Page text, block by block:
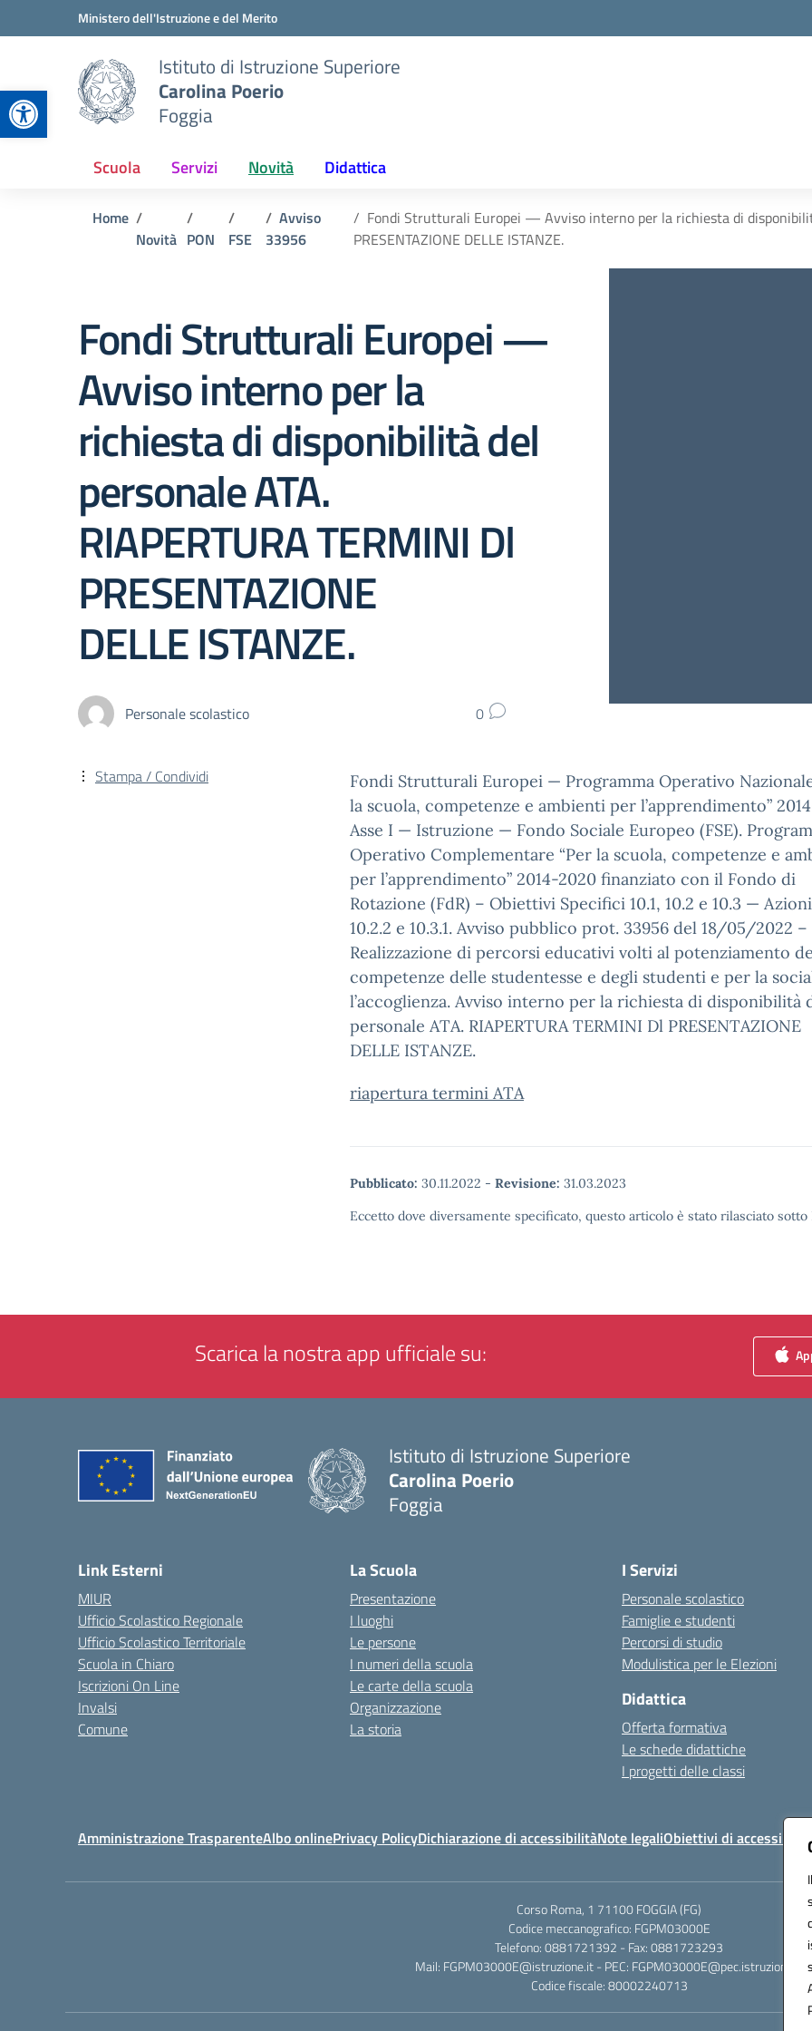
Apri la barra degli strumenti
Vai ai contenuti
Vai al menu di navigazioneMinistero dell'Istruzione e del Merito
Istituto di Istruzione Superiore
Carolina Poerio
Foggia
Scuola Servizi Novità Didattica
Home
Novità PON FSE
Avviso
33956
Fondi Strutturali Europei — Avviso interno per la richiesta di
PRESENTAZIONE DELLE ISTANZE.
Fondi Strutturali Europei —
Avviso interno per la
richiesta di disponibilità del
personale ATA.
RIAPERTURA TERMINI Dl
PRESENTAZIONE
DELLE ISTANZE.
Personale scolastico 0
Fondi Strutturali Europei — Programma Operativo
la scuola, competenze e ambienti per l’apprendimento”
Asse I — Istruzione — Fondo Sociale Europeo (FSE).
Operativo Complementare “Per la scuola, competenze e
per l’apprendimento” 2014-2020 finanziato con il Fondo di
Rotazione (FdR) – Obiettivi Specifici 10.1, 10.2 e 10.3 — Azioni
10.2.2 e 10.3.1. Avviso pubblico prot. 33956 del 18/05/2022 –
Realizzazione di percorsi educativi volti al potenziamento
competenze delle studentesse e degli studenti e per la
l’accoglienza. Avviso interno per la richiesta di disponibilità
personale ATA. RIAPERTURA TERMINI Dl PRESENTAZIONE
DELLE ISTANZE.
riapertura termini ATA
Pubblicato: 30.11.2022 - Revisione: 31.03.2023
Eccetto dove diversamente specificato, questo articolo è stato rilasciato
Stampa / Condividi
Scarica la nostra app ufficiale su:
Istituto di Istruzione Superiore
Carolina Poerio
Foggia
Link Esterni
MIUR
Ufficio Scolastico Regionale
Ufficio Scolastico Territoriale
Scuola in Chiaro
Iscrizioni On Line
Invalsi
Comune
La Scuola
Presentazione
I luoghi
Le persone
I numeri della scuola
Le carte della scuola
Organizzazione
La storia
I Servizi
Personale scolastico
Famiglie e studenti
Percorsi di studio
Modulistica per le Elezioni
Didattica
Offerta formativa
Le schede didattiche
I progetti delle classi
Amministrazione TrasparenteAlbo onlinePrivacy PolicyDichiarazione di accessibilitàNote legaliObiettivi di
Corso Roma, 1 71100 FOGGIA (FG)
Codice meccanografico: FGPM03000E
Telefono: 0881721392 - Fax: 0881723293
Mail: FGPM03000E@istruzione.it - PEC: FGPM03000E@pec.istruzione.it
Codice fiscale: 80002240713